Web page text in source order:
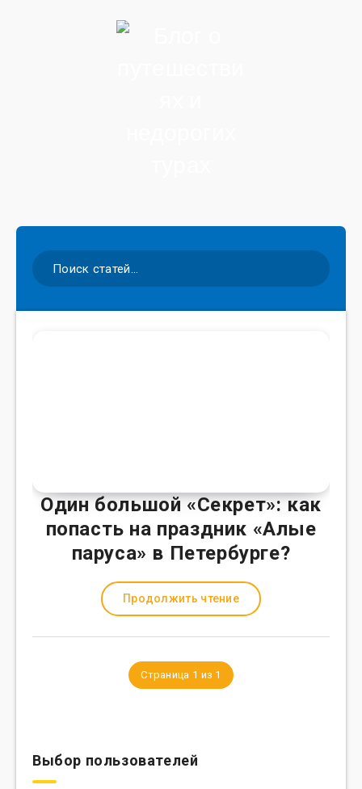
Один большой «Секрет»: как
попасть на праздник «Алые
паруса» в Петербурге?
Продолжить чтение
Страница 1 из 1
Выбор пользователей